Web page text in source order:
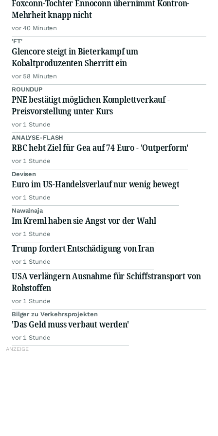
Foxconn-Tochter Ennoconn übernimmt Kontron-
Mehrheit knapp nicht
vor 40 Minuten
'FT'
Glencore steigt in Bieterkampf um
Kobaltproduzenten Sherritt ein
vor 58 Minuten
ROUNDUP
PNE bestätigt möglichen Komplettverkauf -
Preisvorstellung unter Kurs
vor 1 Stunde
ANALYSE-FLASH
RBC hebt Ziel für Gea auf 74 Euro - 'Outperform'
vor 1 Stunde
Devisen
Euro im US-Handelsverlauf nur wenig bewegt
vor 1 Stunde
Nawalnaja
Im Kreml haben sie Angst vor der Wahl
vor 1 Stunde
Trump fordert Entschädigung von Iran
vor 1 Stunde
USA verlängern Ausnahme für Schiffstransport von
Rohstoffen
vor 1 Stunde
Bilger zu Verkehrsprojekten
'Das Geld muss verbaut werden'
vor 1 Stunde